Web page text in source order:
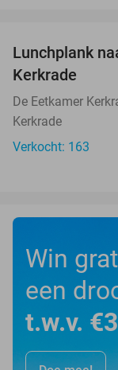
Lunchplank
Kerkrade
De Eetkamer
Kerkrade
Verkocht: 163
Win
een
t.w.v.